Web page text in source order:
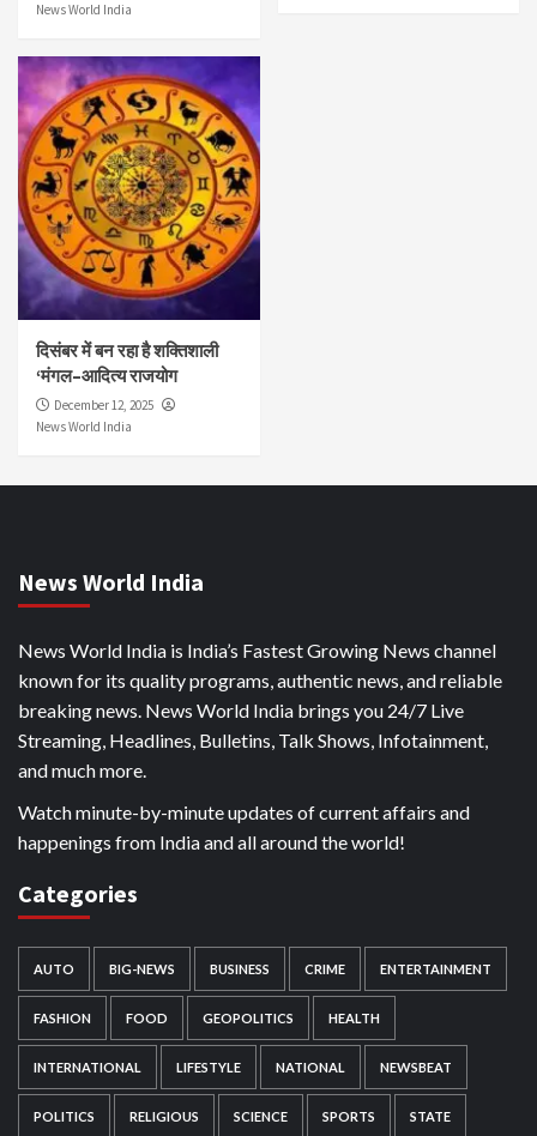
News World India
दिसंबर में बन रहा है शक्तिशाली
‘मंगल–आदित्य राजयोग
December 12, 2025
News World India
News World India
News World India is India’s Fastest Growing News channel
known for its quality programs, authentic news, and reliable
breaking news. News World India brings you 24/7 Live
Streaming, Headlines, Bulletins, Talk Shows, Infotainment,
and much more.
Watch minute-by-minute updates of current affairs and
happenings from India and all around the world!
Categories
AUTO BIG-NEWS BUSINESS CRIME ENTERTAINMENT
FASHION FOOD GEOPOLITICS HEALTH
INTERNATIONAL LIFESTYLE NATIONAL NEWSBEAT
POLITICS RELIGIOUS SCIENCE SPORTS STATE